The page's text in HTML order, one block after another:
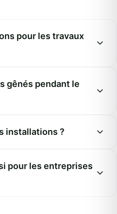
pour les travaux
gênés pendant le
installations ?
pour les entreprises